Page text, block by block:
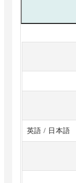
英語 / 日本語